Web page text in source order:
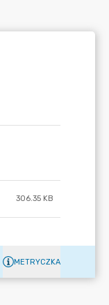
306.35 KB
METRYCZKA